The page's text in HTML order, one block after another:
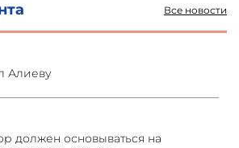
Все новости
Алиеву
должен основываться на